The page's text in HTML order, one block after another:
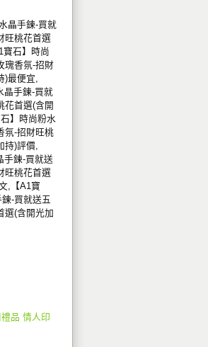
晶手鍊-買就
旺桃花首選
寶石】時尚
瑰香氛-招財
)最便宜,
晶手鍊-買就
花首選(含開
】時尚粉水
氛-招財旺桃
持)評價,
手鍊-買就送
旺桃花首選
,【A1寶
-買就送五
選(含開光加
品 情人印